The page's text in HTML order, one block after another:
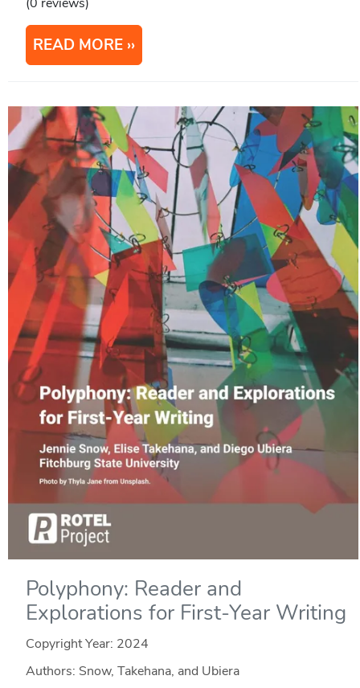
READ MORE
Polyphony: Reader and
Explorations for First-Year Writing
Copyright Year: 2024
Authors: Snow, Takehana, and Ubiera